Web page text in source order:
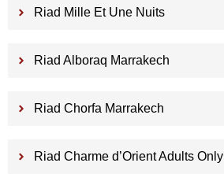
Riad Mille Et Une Nuits
Riad Alboraq Marrakech
Riad Chorfa Marrakech
Riad Charme d’Orient Adults Only